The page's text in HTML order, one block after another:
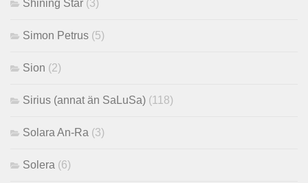
Shining Star (3)
Simon Petrus (5)
Sion (2)
Sirius (annat än SaLuSa) (118)
Solara An-Ra (3)
Solera (6)